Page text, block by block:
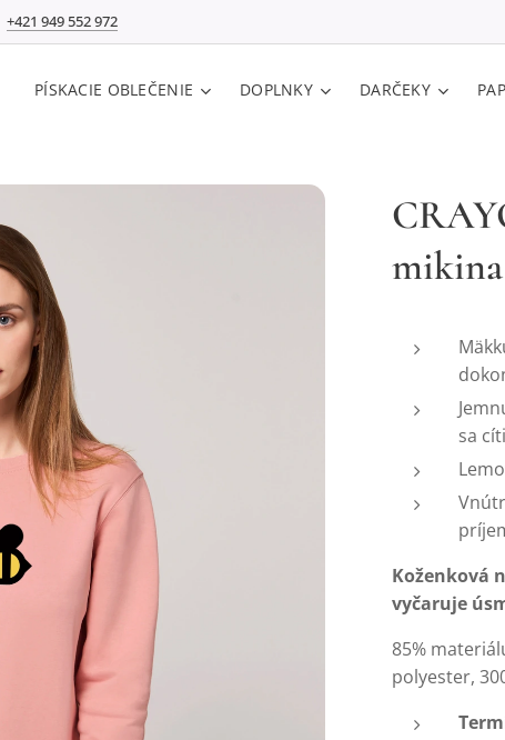
+421 949 552 972
PÍSKACIE OBLEČENIE DOPLNKY DARČEKY
mikina
sa
Koženková
vyčaruje
85%
polyester,